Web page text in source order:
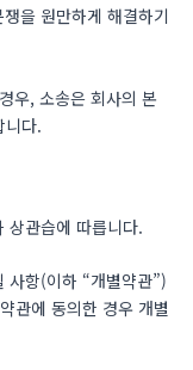
을 원만하게 해결하기
우, 소송은 회사의 본
니다.
상관습에 따릅니다.
사항(이하 “개별약관”)
관에 동의한 경우 개별